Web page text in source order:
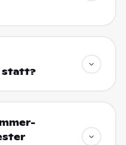
statt?